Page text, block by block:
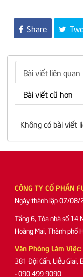
Share
Bài viết liên quan
Bài viết cũ hơn
Không có bài viết
CÔNG TY CỔ PHẦN
Ngày thành lập 07/
Tầng 6, Tòa nhà số 14
Hoàng Mai, Thành phố
Văn Phòng Làm Việc:
381 Đội Cấn, Liễu
- 090 499 9090